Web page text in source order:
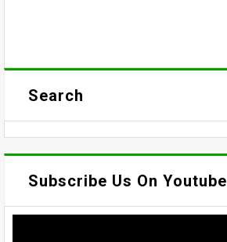
Search
Subscribe Us On Youtube